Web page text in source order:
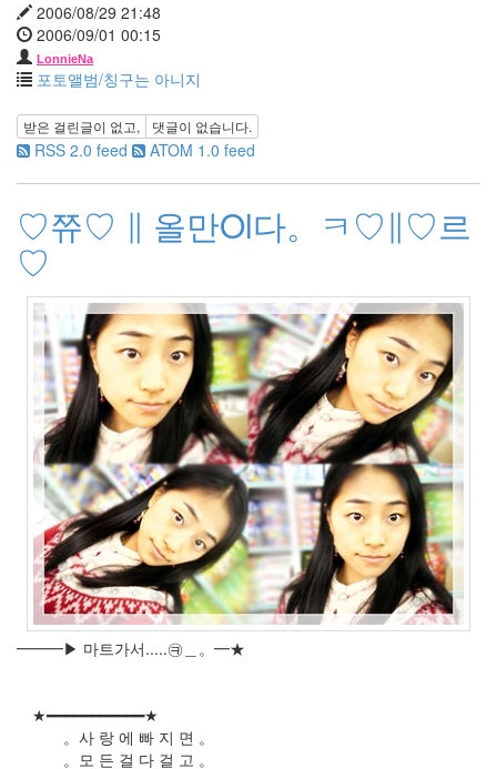
2006/08/29 21:48
2006/09/01 00:15
LonnieNa
포토앨범/칭구는 아니지
받은 걸린글이 없고, 댓글이 없습니다.
RSS 2.0 feed ATOM 1.0 feed
♡쮸♡ ∥ 올만Ol다。ㅋ♡∥♡르
♡
━━━▶ 마트가서.....㉪＿。━★
★━━━━━━━━━━━★
。사 랑 에 빠 지 면 。
。모 든 걸 다 걸 고 。
2008
년
1
월
2008
년
7
2008
년
월
2008
년
월
4
2008
년
월
3
2008
년
년